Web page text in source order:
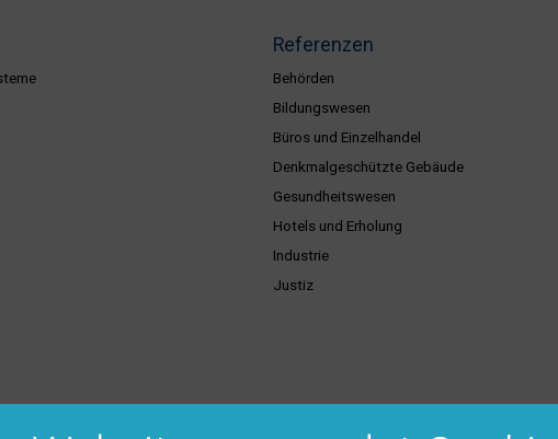
Referenzen
Behörden
Bildungswesen
Büros und Einzelhandel
Denkmalgeschützte Gebäude
Gesundheitswesen
Hotels und Erholung
Industrie
Justiz